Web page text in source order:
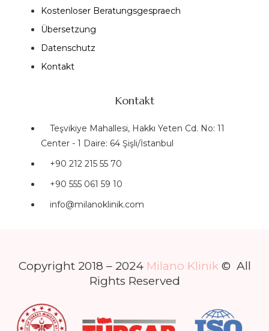
Kostenloser Beratungsgespraech
Übersetzung
Datenschutz
Kontakt
Kontakt
Teşvikiye Mahallesi, Hakkı Yeten Cd. No: 11
Center - 1 Daire: 64 Şişli/İstanbul
+90 212 215 55 70
+90 555 061 59 10
info@milanoklinik.com
Copyright 2018 – 2024 Milano Klinik© All
Rights Reserved